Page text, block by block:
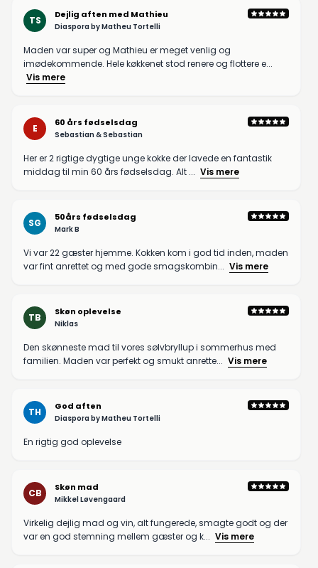
TS Dejlig aften med Mathieu
Diaspora by Matheu Tortelli
Maden var super og Mathieu er meget venlig og
imødekommende. Hele køkkenet stod renere og flottere e...
Vis mere
E 60 års fødselsdag
Sebastian & Sebastian
Her er 2 rigtige dygtige unge kokke der lavede en fantastik
middag til min 60 års fødselsdag. Alt ... Vis mere
SG 50års fødselsdag
Mark B
Vi var 22 gæster hjemme. Kokken kom i god tid inden, maden
var fint anrettet og med gode smagskombin... Vis mere
TB Skøn oplevelse
Niklas
Den skønneste mad til vores sølvbryllup i sommerhus med
familien. Maden var perfekt og smukt anrette... Vis mere
TH God aften
Diaspora by Matheu Tortelli
En rigtig god oplevelse
CB Skøn mad
Mikkel Løvengaard
Virkelig dejlig mad og vin, alt fungerede, smagte godt og der
var en god stemning mellem gæster og k... Vis mere